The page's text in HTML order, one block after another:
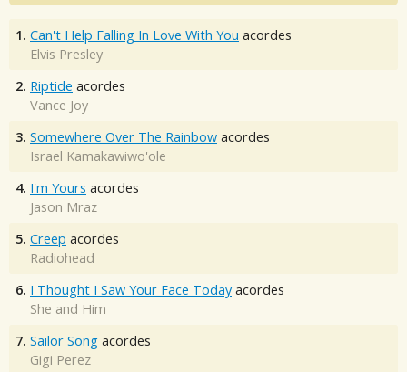
1. Can't Help Falling In Love With You acordes
Elvis Presley
2. Riptide acordes
Vance Joy
3. Somewhere Over The Rainbow acordes
Israel Kamakawiwo'ole
4. I'm Yours acordes
Jason Mraz
5. Creep acordes
Radiohead
6. I Thought I Saw Your Face Today acordes
She and Him
7. Sailor Song acordes
Gigi Perez